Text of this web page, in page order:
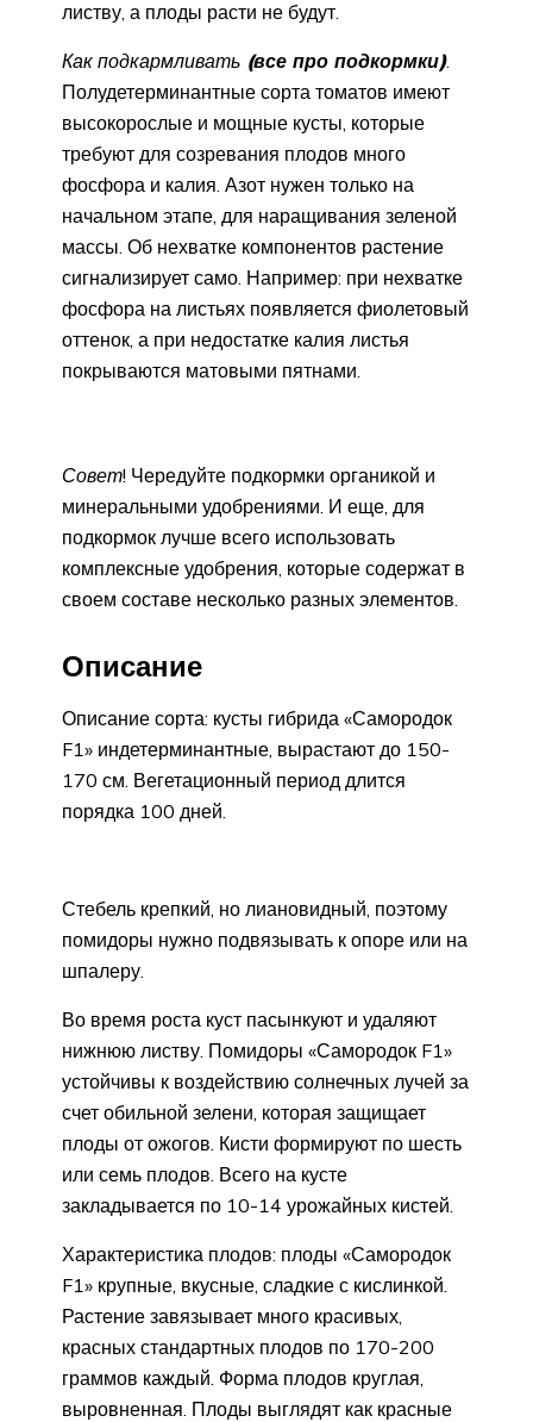
листву, а плоды расти не будут.
Как подкармливать (все про подкормки).
Полудетерминантные сорта томатов имеют
высокорослые и мощные кусты, которые
требуют для созревания плодов много
фосфора и калия. Азот нужен только на
начальном этапе, для наращивания зеленой
массы. Об нехватке компонентов растение
сигнализирует само. Например: при нехватке
фосфора на листьях появляется фиолетовый
оттенок, а при недостатке калия листья
покрываются матовыми пятнами.
Совет! Чередуйте подкормки органикой и
минеральными удобрениями. И еще, для
подкормок лучше всего использовать
комплексные удобрения, которые содержат в
своем составе несколько разных элементов.
Описание
Описание сорта: кусты гибрида «Самородок
F1» индетерминантные, вырастают до 150-
170 см. Вегетационный период длится
порядка 100 дней.
Стебель крепкий, но лиановидный, поэтому
помидоры нужно подвязывать к опоре или на
шпалеру.
Во время роста куст пасынкуют и удаляют
нижнюю листву. Помидоры «Самородок F1»
устойчивы к воздействию солнечных лучей за
счет обильной зелени, которая защищает
плоды от ожогов. Кисти формируют по шесть
или семь плодов. Всего на кусте
закладывается по 10-14 урожайных кистей.
Характеристика плодов: плоды «Самородок
F1» крупные, вкусные, сладкие с кислинкой.
Растение завязывает много красивых,
красных стандартных плодов по 170-200
граммов каждый. Форма плодов круглая,
выровненная. Плоды выглядят как красные